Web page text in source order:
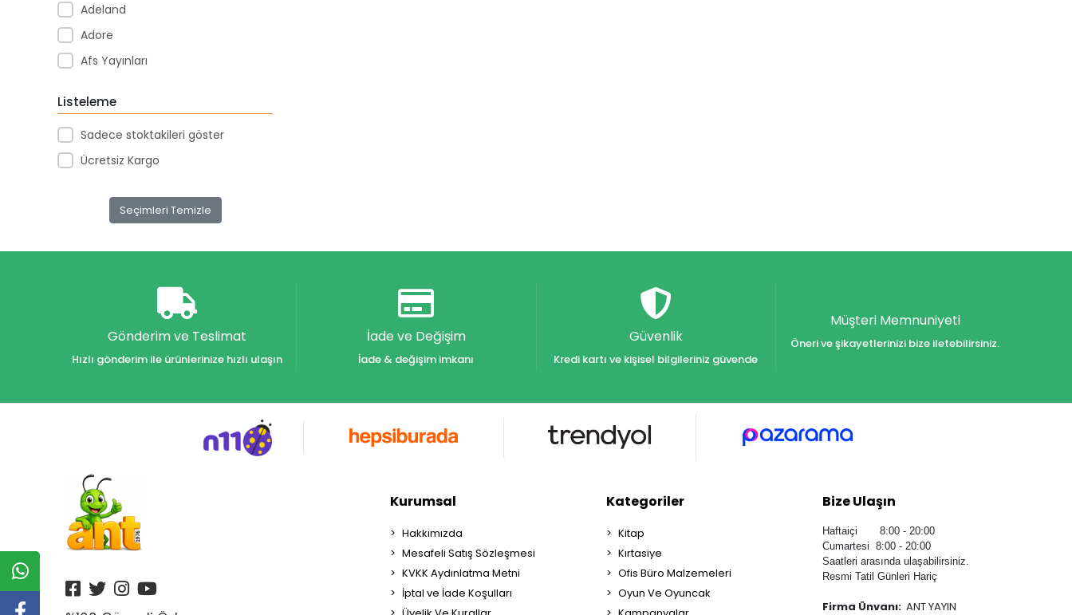
Adeland
Adore
Afs Yayınları
Agt
Aıhao
Akademi Denizi Yayınları
Akçağ Yayınları
Alfa Yayınları
Alfabe Yayınları
Altın Karma Yayınları
Altın Kitaplar Yayınevi
Altın Kitaplar Yayınları
Altınyıldız
Listeleme
Sadece stoktakileri göster
Ücretsiz Kargo
Seçimleri Temizle
Gönderim ve Teslimat
Hızlı gönderim ile ürünlerinize hızlı ulaşın
İade ve Değişim
İade & değişim imkanı
Güvenlik
Kredi kartı ve kişisel bilgileriniz güvende
Müşteri Memnuniyeti
Öneri ve şikayetlerinizi bize iletebilirsiniz.
Kurumsal
Hakkımızda
Mesafeli Satış Sözleşmesi
KVKK Aydınlatma Metni
İptal ve İade Koşulları
Kategoriler
Kitap
Kırtasiye
Ofis Büro Malzemeleri
Oyun Ve Oyuncak
Bize Ulaşın
Haftaiçi 8:00 - 20:00
Cumartesi 8:00 - 20:00
Saatleri arasında ulaşabilirsiniz.
Resmi Tatil Günleri Hariç
Firma Ünvanı: ANT YAYIN